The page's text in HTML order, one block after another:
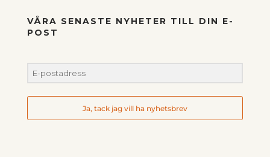
VÅRA SENASTE NYHETER TILL DIN E-
POST
Ja, tack jag vill ha nyhetsbrev